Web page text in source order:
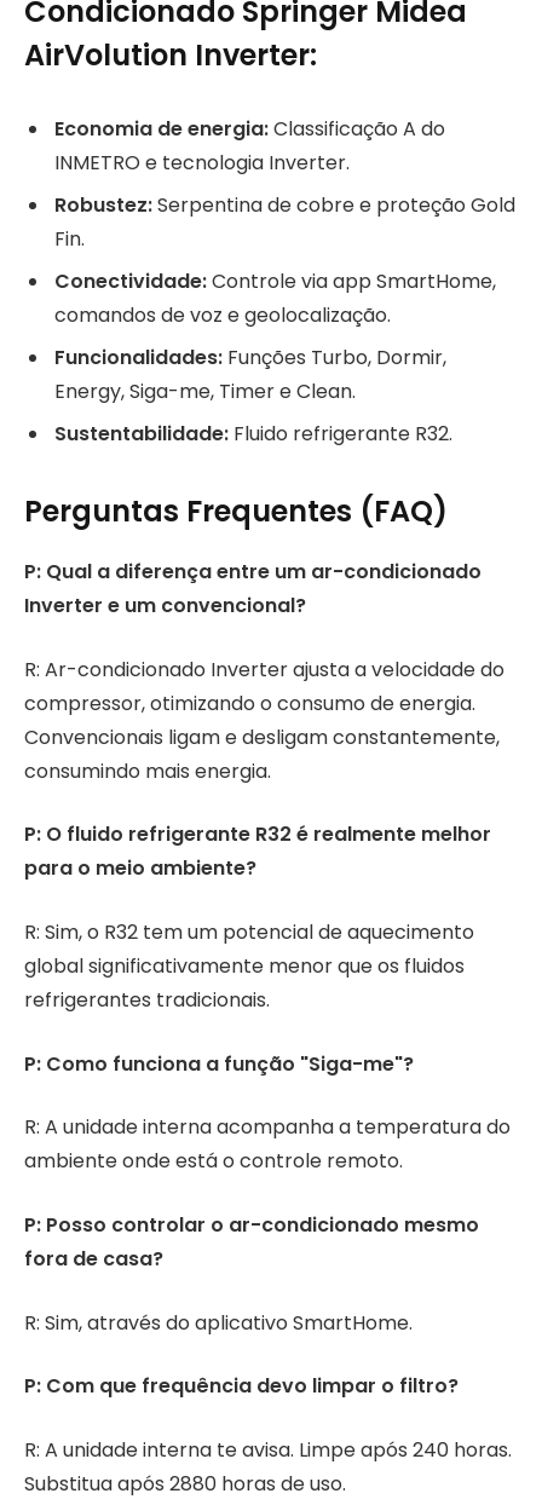
Condicionado Springer Midea
AirVolution Inverter:
Economia de energia:Classificação A do
INMETRO e tecnologia Inverter.
Robustez:Serpentina de cobre e proteção Gold
Fin.
Conectividade:Controle via app SmartHome,
comandos de voz e geolocalização.
Funcionalidades: Funções Turbo, Dormir,
Energy, Siga-me, Timer e Clean.
Sustentabilidade: Fluido refrigerante R32.
Perguntas Frequentes (FAQ)
P: Qual a diferença entre um ar-condicionado
Inverter e um convencional?
R: Ar-condicionado Inverter ajusta a velocidade do
compressor, otimizando o consumo de energia.
Convencionais ligam e desligam constantemente,
consumindo mais energia.
P: O fluido refrigerante R32 é realmente melhor
para o meio ambiente?
R: Sim, o R32 tem um potencial de aquecimento
global significativamente menor que os fluidos
refrigerantes tradicionais.
P: Como funciona a função "Siga-me"?
R: A unidade interna acompanha a temperatura do
ambiente onde está o controle remoto.
P: Posso controlar o ar-condicionado mesmo
fora de casa?
R: Sim, através do aplicativo SmartHome.
P: Com que frequência devo limpar o filtro?
R: A unidade interna te avisa. Limpe após 240 horas.
Substitua após 2880 horas de uso.